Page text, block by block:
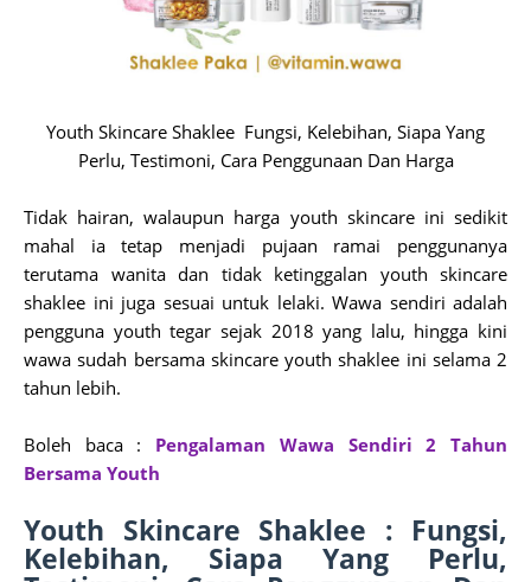
Youth Skincare Shaklee Fungsi, Kelebihan, Siapa Yang
Perlu, Testimoni, Cara Penggunaan Dan Harga
Tidak hairan, walaupun harga youth skincare ini sedikit
mahal ia tetap menjadi pujaan ramai penggunanya
terutama wanita dan tidak ketinggalan youth skincare
shaklee ini juga sesuai untuk lelaki. Wawa sendiri adalah
pengguna youth tegar sejak 2018 yang lalu, hingga kini
wawa sudah bersama skincare youth shaklee ini selama 2
tahun lebih.
Boleh baca : Pengalaman Wawa Sendiri 2 Tahun
Bersama Youth
Youth Skincare Shaklee : Fungsi,
Kelebihan, Siapa Yang Perlu,